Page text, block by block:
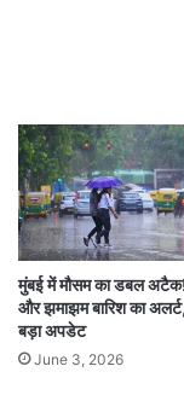
मुंबई में मौसम का डबल
और झमाझम बारिश का
बड़ा अपडेट
June 3, 2026